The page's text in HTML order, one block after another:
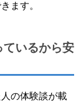
ます。
いるから安
の体験談が載